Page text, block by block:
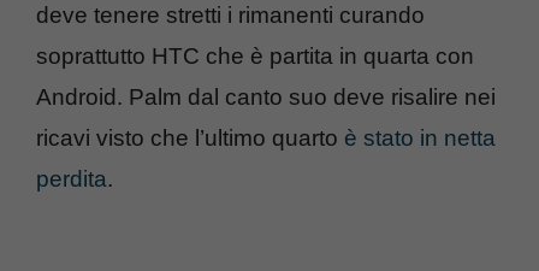
deve tenere stretti i rimanenti curando
soprattutto HTC che è partita in quarta con
Android. Palm dal canto suo deve risalire nei
ricavi visto che l’ultimo quarto è stato in netta
perdita.